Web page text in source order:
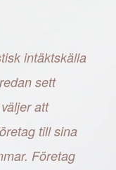
intäktskälla
sett
att
till sina
Företag